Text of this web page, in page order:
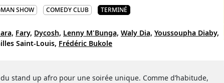
SHOW COMEDY CLUB TERMINÉ
Fary, Dycosh, Lenny M'Bunga, Waly Dia, Youssoupha Diaby,
Saint-Louis, Frédéric Bukole
stand up afro pour une soirée unique. Comme d’habitude,